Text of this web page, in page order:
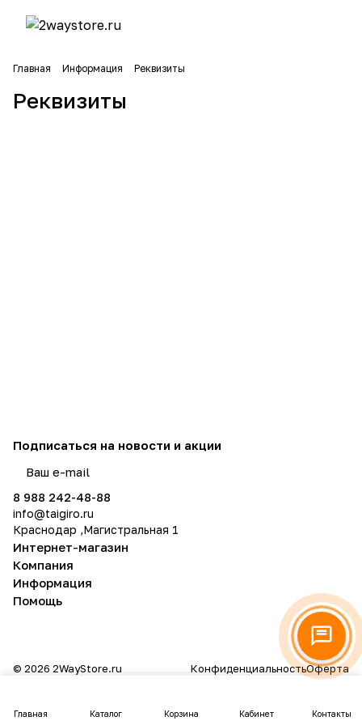
Главная Информация Реквизиты
Реквизиты
Главная Каталог Корзина Кабинет Контакты
Подписаться на новости и акции
8 988 242-48-88
info@taigiro.ru
Краснодар ,Магистральная 1
Интернет-магазин
Компания
Информация
Помощь
© 2026 2WayStore.ru КонфиденциальностьОферта